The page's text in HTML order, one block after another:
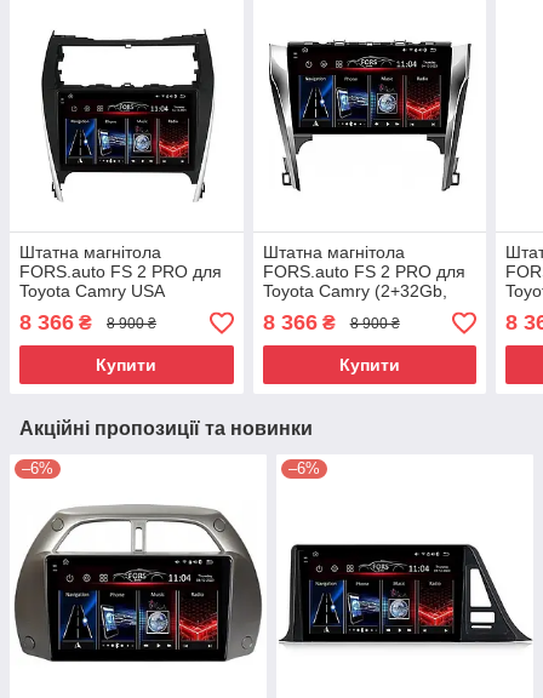
Штатна магнітола
FORS.auto FS 2 PRO для
Toyota Camry USA
(2+32Gb, 10" 2012-2014
8 366 ₴ 8 900 ₴
Купити
Штатна магнітола
FORS.auto FS 2 PRO для
Toyota Camry (2+32Gb,
10" 2012
8 366₴ 8 900 ₴
Купити
8
Акційні пропозиції та новинки
–6% –6%